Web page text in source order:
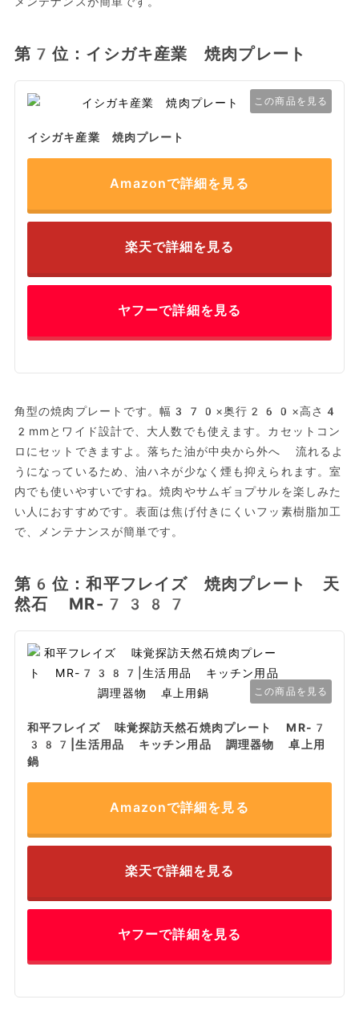
第7位：イシガキ産業 焼肉プレート
この商品を見る
イシガキ産業 焼肉プレート
Amazonで詳細を見る
楽天で詳細を見る
ヤフーで詳細を見る
角型の焼肉プレートです。幅370×奥行260×高さ4
2mmとワイド設計で、大人数でも使えます。カセットコン
ロにセットできますよ。落ちた油が中央から外へ 流れるよ
うになっているため、油ハネが少なく煙も抑えられます。室
内でも使いやすいですね。焼肉やサムギョプサルを楽しみた
い人におすすめです。表面は焦げ付きにくいフッ素樹脂加工
で、メンテナンスが簡単です。
第6位：和平フレイズ 焼肉プレート 天
然石 MR-7387
この商品を見る
和平フレイズ 味覚探訪天然石焼肉プレート MR-7
387|生活用品 キッチン用品 調理器物 卓上用
鍋
Amazonで詳細を見る
楽天で詳細を見る
ヤフーで詳細を見る